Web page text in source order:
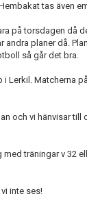
tas även
på torsdagen då
andra planer då.
så går det bra.
i Lerkil. Matcherna
och vi hänvisar till
med träningar v 32
inte ses!